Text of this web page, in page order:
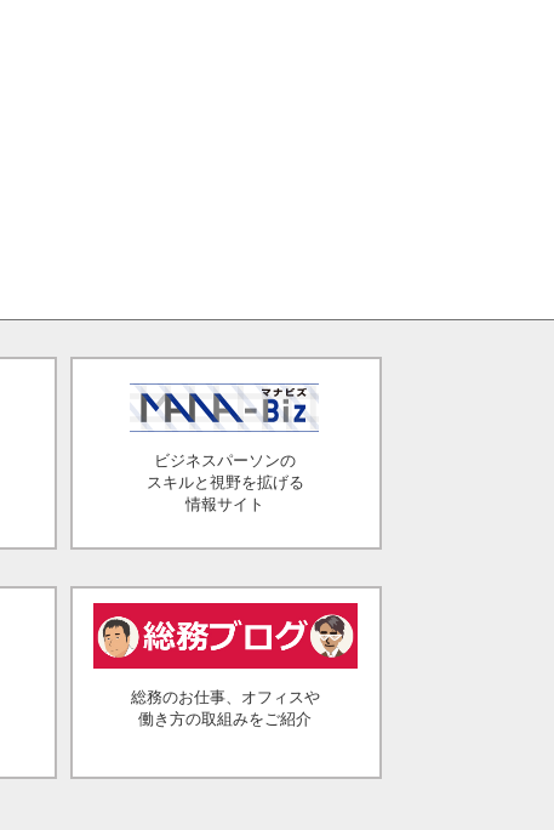
ビジネスパーソンの
スキルと視野を拡げる
情報サイト
総務のお仕事、オフィスや
働き方の取組みをご紹介